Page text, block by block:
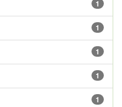
1
1
1
1
1